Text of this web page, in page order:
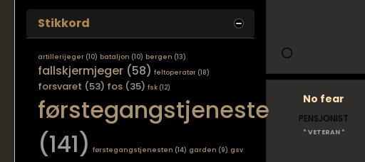
No fear
PENSJONIST
* VETERAN *
Stikkord
artillerijeger (10) bataljon (10) bergen (13)
fallskjermjeger (58) feltoperatør (18)
forsvaret (53) fos (35) fsk (12)
førstegangstjeneste
(141) førstegangstjenesten (14) garden (9) gsv